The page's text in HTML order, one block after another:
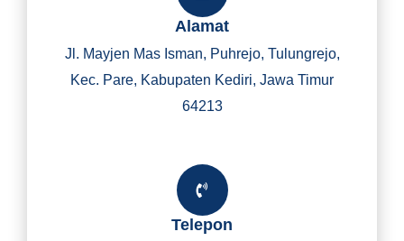
Alamat
Jl. Mayjen Mas Isman, Puhrejo, Tulungrejo,
Kec. Pare, Kabupaten Kediri, Jawa Timur
64213
Telepon